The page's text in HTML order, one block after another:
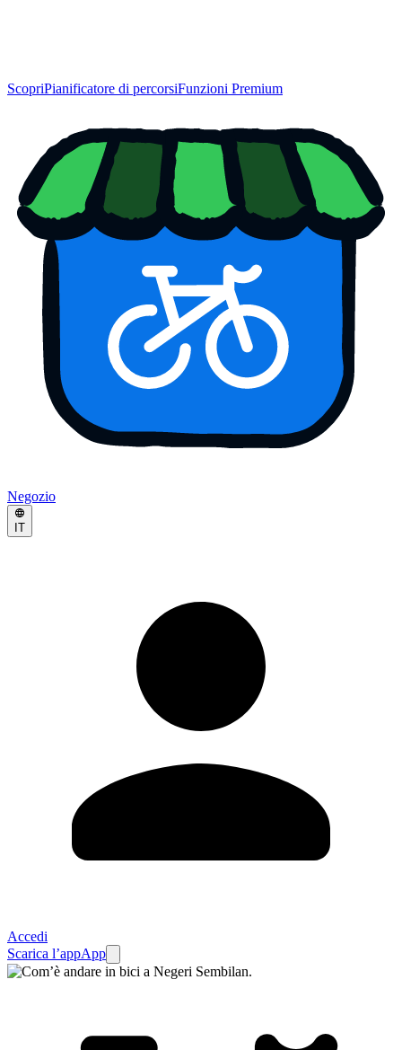
ScopriPianificatore di percorsiFunzioni Premium
Negozio
IT
Accedi
Scarica l’appApp